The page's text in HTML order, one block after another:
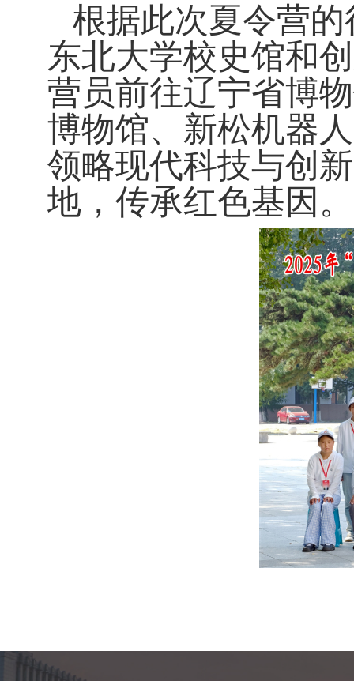
根据此次夏令营
东北大学校史馆和
营员前往辽宁省博
博物馆、新松机器
领略现代科技与创
地，传承红色基因。